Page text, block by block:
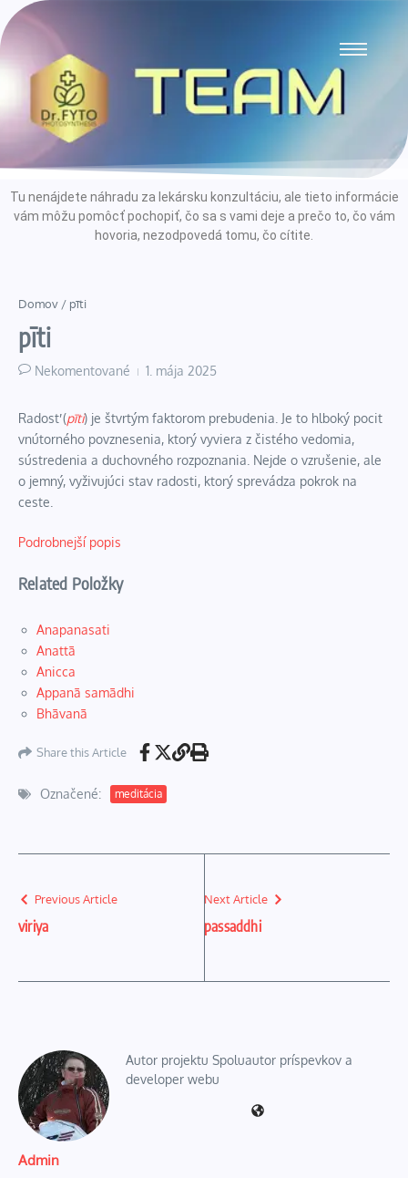
Tu nenájdete náhradu za lekársku konzultáciu, ale tieto informácie
vám môžu pomôcť pochopiť, čo sa s vami deje a prečo to, čo vám
hovoria, nezodpovedá tomu, čo cítite.
Domov / pīti
pīti
Nekomentované 1. mája 2025
Radosť (pīti) je štvrtým faktorom prebudenia. Je to hlboký pocit
vnútorného povznesenia, ktorý vyviera z čistého vedomia,
sústredenia a duchovného rozpoznania. Nejde o vzrušenie, ale
o jemný, vyživujúci stav radosti, ktorý sprevádza pokrok na
ceste.
Podrobnejší popis
Related Položky
Anapanasati
Anattā
Anicca
Appanā samādhi
Bhāvanā
Share this Article
Označené: meditácia
Previous Article
viriya
Next Article
passaddhi
Admin
Autor projektu Spoluautor príspevkov a
developer webu